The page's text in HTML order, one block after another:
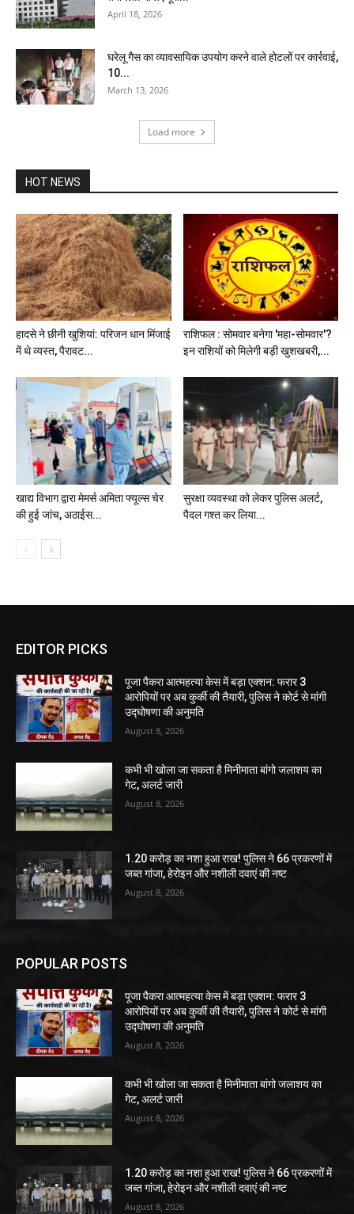
April 18, 2026
घरेलू गैस का व्यावसायिक उपयोग करने वाले होटलों पर कार्रवाई,
10...
March 13, 2026
Load more
HOT NEWS
हादसे ने छीनी खुशियां: परिजन धान मिंजाई
में थे व्यस्त, पैरावट...
राशिफल : सोमवार बनेगा 'महा-सोमवार'?
इन राशियों को मिलेगी बड़ी खुशखबरी,...
खाद्य विभाग द्वारा मेमर्स अमिता फ्यूल्स चेर
की हुई जांच, अठाईस...
सुरक्षा व्यवस्था को लेकर पुलिस अलर्ट,
पैदल गश्त कर लिया...
EDITOR PICKS
पूजा पैकरा आत्महत्या केस में बड़ा एक्शन: फरार 3
आरोपियों पर अब कुर्की की तैयारी, पुलिस ने कोर्ट से मांगी
उद्घोषणा की अनुमति
August 8, 2026
कभी भी खोला जा सकता है मिनीमाता बांगो जलाशय का
गेट, अलर्ट जारी
August 8, 2026
1.20 करोड़ का नशा हुआ राख! पुलिस ने 66 प्रकरणों में
जब्त गांजा, हेरोइन और नशीली दवाएं की नष्ट
August 8, 2026
POPULAR POSTS
पूजा पैकरा आत्महत्या केस में बड़ा एक्शन: फरार 3
आरोपियों पर अब कुर्की की तैयारी, पुलिस ने कोर्ट से मांगी
उद्घोषणा की अनुमति
August 8, 2026
कभी भी खोला जा सकता है मिनीमाता बांगो जलाशय का
गेट, अलर्ट जारी
August 8, 2026
1.20 करोड़ का नशा हुआ राख! पुलिस ने 66 प्रकरणों में
जब्त गांजा, हेरोइन और नशीली दवाएं की नष्ट
August 8, 2026